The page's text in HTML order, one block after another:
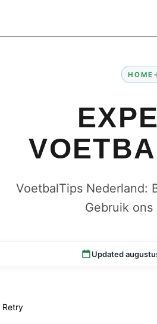
HOME
VoetbalTips Nederland:
Gebruik
Updated
Retry